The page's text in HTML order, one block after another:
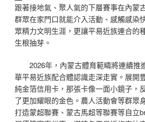
跟著接地氣、聚人氣的下層賽事在內蒙
群眾在家門口就能介入活動、感觸感染
眾精力文明生涯，更讓平易近族連合的
生根抽芽。
2026年，內蒙古體育範疇將連續推
華平易近族配合體認識走深走實。展開
純金箔信用卡，那張卡像一面小鏡子，
了更加耀眼的金色。農人活動會等群眾
打造蒙超聯賽、蒙古馬超等聯賽等自立